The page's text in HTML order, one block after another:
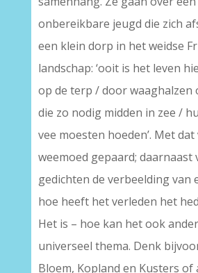
onbereikbare jeugd die zich
een klein dorp in het weidse
landschap: ‘ooit is het leven
op de terp / door waaghalzen
die zo nodig midden in zee /
vee moesten hoeden’. Met
weemoed gepaard; daarnaast
gedichten de verbeelding van
hoe heeft het verleden het
Het is – hoe kan het ook
universeel thema. Denk
Bloem, Kopland en Kusters of